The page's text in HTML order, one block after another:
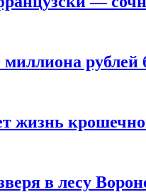
жизнь
в лесу